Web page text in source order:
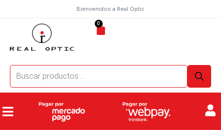
Bienvenidos a Real Optic
0